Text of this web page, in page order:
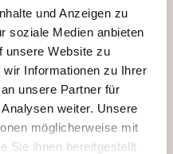
und Anzeigen zu
soziale Medien anbieten
unsere Website zu
Informationen zu Ihrer
unsere Partner für
weiter. Unsere
möglicherweise mit
Sie ihnen bereitgestellt
am Quai Gambetta,
Stadt, in der
hinterlassen hat
der
Chalon-sur-Saône
und Fassaden